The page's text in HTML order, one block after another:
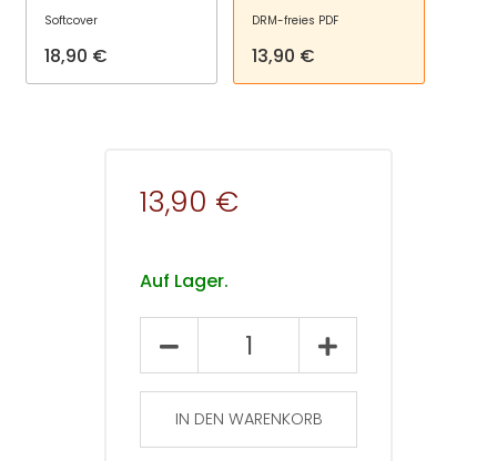
Softcover
18,90 €
DRM-freies PDF
13,90 €
13,90 €
Auf Lager.
Empirische
Pädagogik
2025
–
39
IN DEN WARENKORB